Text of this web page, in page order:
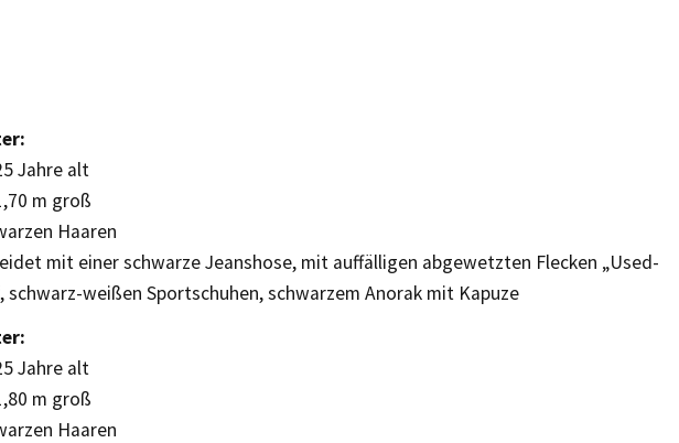
Jahre alt
m groß
Haaren
mit einer schwarze Jeanshose, mit auffälligen abgewetzten Flecken „Used-
schwarz-weißen Sportschuhen, schwarzem Anorak mit Kapuze
Jahre alt
m groß
Haaren